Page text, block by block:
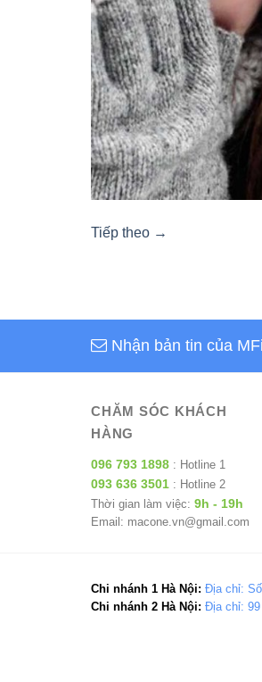
Tiếp theo →
Nhận bản tin của
CHĂM SÓC KHÁCH
HÀNG
096 793 1898 : Hotline 1
093 636 3501 : Hotline 2
Thời gian làm việc: 9h - 19h
Email: macone.vn@gmail.com
Chi nhánh 1 Hà Nội: Địa chỉ:
Chi nhánh 2 Hà Nội: Địa chỉ: 99